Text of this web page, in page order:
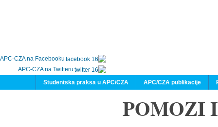
APC-CZA na Facebooku
APC-CZA na Twitteru
APC/CZA publikacije
Studentska praksa u APC/CZA
POMOZI